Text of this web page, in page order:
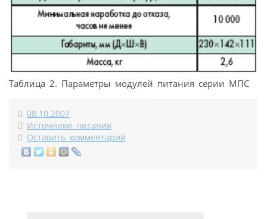
Таблица 2. Параметры модулей питания серии МПС
08.10.2007
Источники питания
Оставить комментарий